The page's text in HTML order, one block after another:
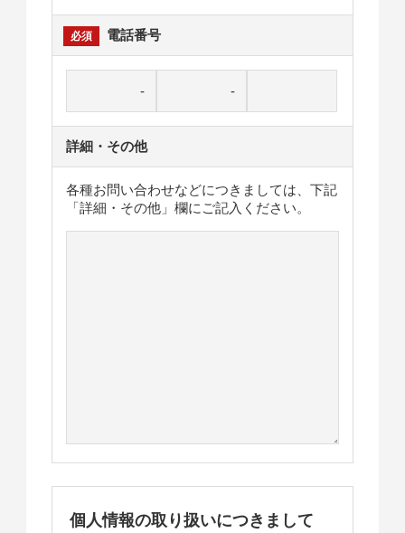
電話番号
詳細・その他
各種お問い合わせなどにつきましては、下記
「詳細・その他」欄にご記入ください。
個人情報の取り扱いにつきまして